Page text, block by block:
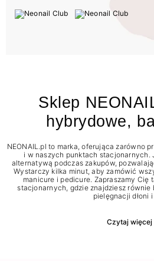
Sklep
hybrydowe,
NEONAIL.pl to marka, oferująca zarówno
i w naszych punktach stacjonarnych.
alternatywą podczas zakupów,
Wystarczy kilka minut, aby zamówić
manicure i pedicure. Zapraszamy Cię
stacjonarnych, gdzie znajdziesz
pielęgnacji dłoni i
Czytaj więcej